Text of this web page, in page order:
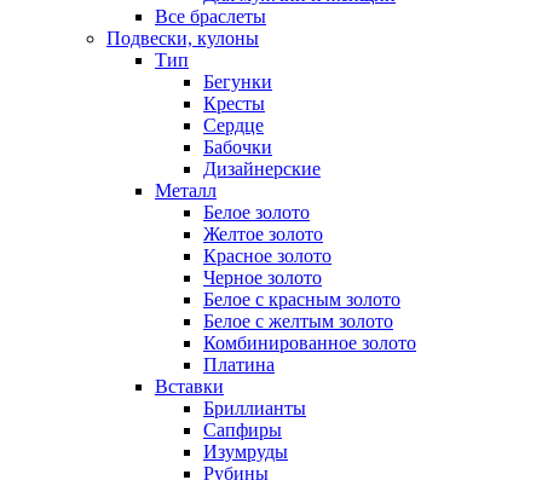
Все браслеты
Подвески, кулоны
Тип
Бегунки
Кресты
Сердце
Бабочки
Дизайнерские
Металл
Белое золото
Желтое золото
Красное золото
Черное золото
Белое с красным золото
Белое с желтым золото
Комбинированное золото
Платина
Вставки
Бриллианты
Сапфиры
Изумруды
Рубины